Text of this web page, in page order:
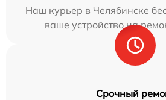
Наш курьер в Челябинске
ваше устройство на
Срочный